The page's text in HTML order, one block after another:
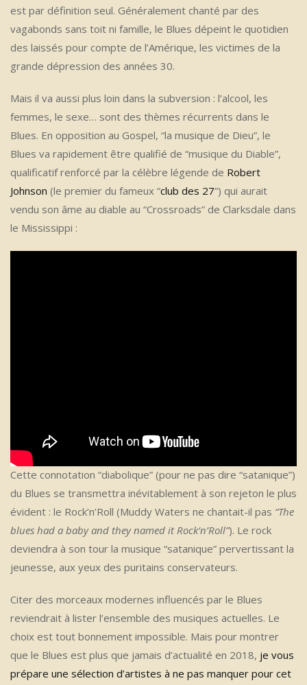
est par définition seul. Généralement chanté par des
vagabonds sans toit ni famille, le Blues dépeint le quotidien
des laissés pour compte de l’Amérique, les victimes de la
grande dépression des années 30.
Mais il va aussi plus loin dans la subversion : l’alcool, les
femmes, le sexe… sont des thèmes récurrents dans le
Blues. En opposition au Gospel, “la musique de Dieu”, le
Blues va rapidement être qualifié de “musique du Diable”,
qualificatif renforcé par la célèbre légende de Robert
Johnson (le premier du fameux “club des 27”) qui aurait
vendu son âme au diable au “Crossroads” de Clarksdale dans
le Mississippi :
Cette connotation “diabolique” (pour ne pas dire “satanique”)
du Blues se transmettra inévitablement à son rejeton le plus
évident : le Rock’n’Roll (Muddy Waters ne chantait-il pas “The
blues had a baby and they named it Rock’n’Roll”). Le rock
deviendra à son tour la musique “satanique” pervertissant la
jeunesse, aux yeux des puritains conservateurs.
Citer des morceaux modernes influencés par le Blues
reviendrait à lister l’ensemble des musiques actuelles. Le
choix est tout bonnement impossible. Mais pour montrer
que le Blues est plus que jamais d’actualité en 2018, je vous
prépare une sélection d’artistes à ne pas manquer pour cet